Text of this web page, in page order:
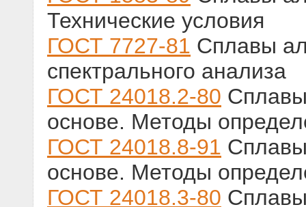
Технические условия
ГОСТ 7727-81 Сплавы
спектрального анализа
ГОСТ 24018.2-80
основе. Методы
ГОСТ 24018.8-91
основе. Методы
ГОСТ 24018.3-80